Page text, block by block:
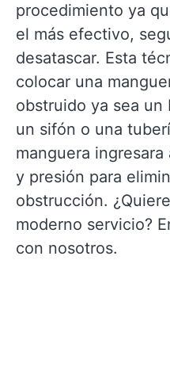
procedimiento ya
el más efectivo,
desatascar. Esta
colocar una
obstruido ya sea un
un sifón o una
manguera
y presión para
obstrucción.
moderno servicio?
con nosotros.